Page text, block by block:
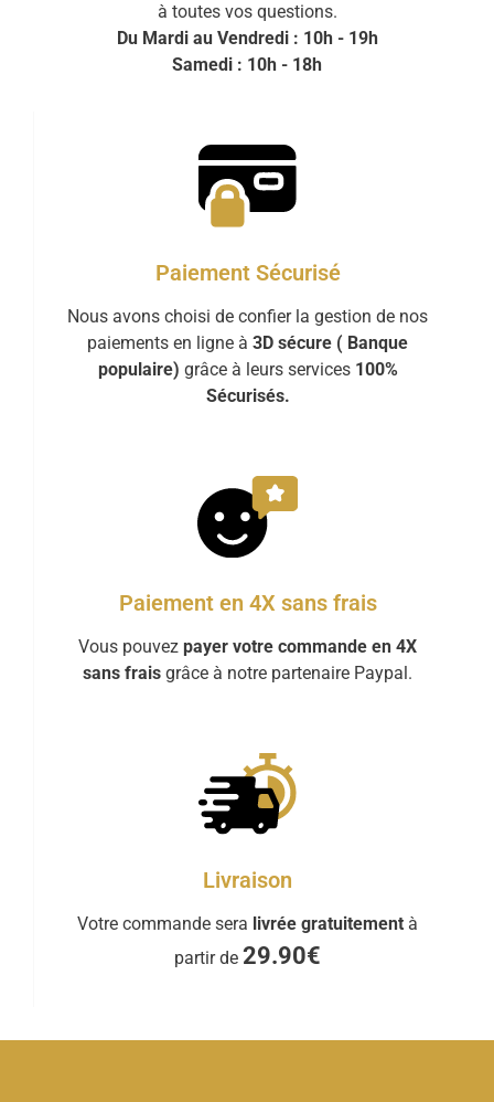
à toutes vos questions.
Du Mardi au Vendredi : 10h - 19h
Samedi : 10h - 18h
Paiement Sécurisé
Nous avons choisi de confier la gestion de nos
paiements en ligne à 3D sécure ( Banque
populaire) grâce à leurs services 100%
Sécurisés.
Paiement en 4X sans frais
Vous pouvez payer votre commande en 4X
sans frais grâce à notre partenaire Paypal.
Livraison
Votre commande sera livrée gratuitement à
partir de 29.90€